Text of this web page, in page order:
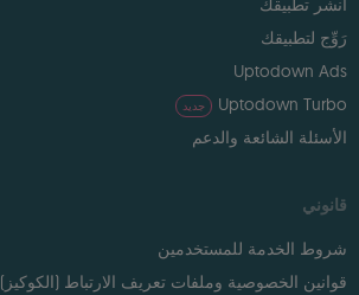
رَوِّج لتطبيقك
Uptodown Ads
Uptodown Turbo
جديد
الأسئلة الشائعة والدعم
قانوني
شروط الخدمة للمستخدمين
قوانين الخصوصية وملفات تعريف الارتباط (الكوكيز)